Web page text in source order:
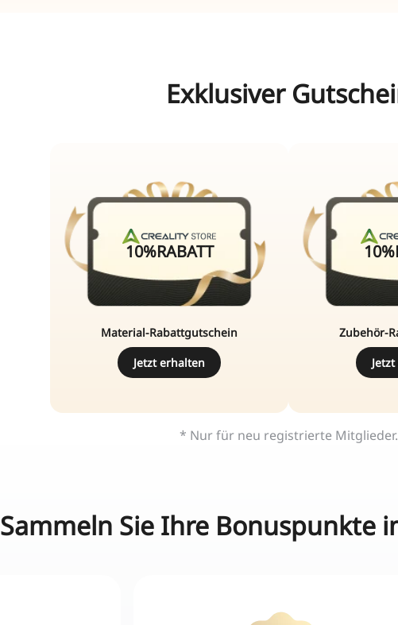
Exklusiver
10%RABATT
Material-Rabattgutschein
Jetzt erhalten
10%
Zubehör-
* Nur für neu registrierte Mitglieder.
Sammeln Sie Ihre Bonuspunkte